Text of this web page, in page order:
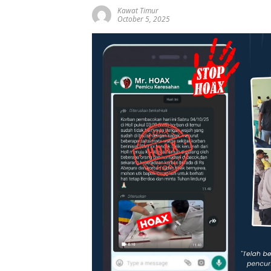
Kawat Timur
October 5, 2025